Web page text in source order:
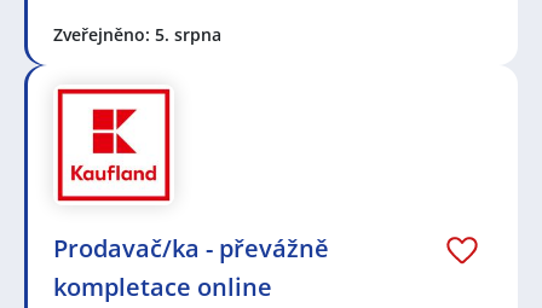
Zveřejněno: 5. srpna
Prodavač/ka - převážně
kompletace online